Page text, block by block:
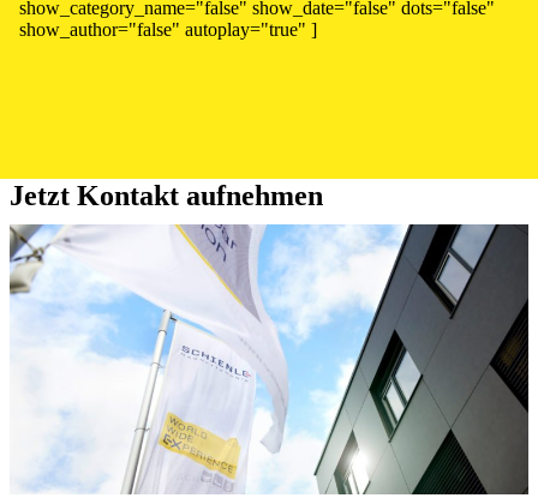
show_category_name="false" show_date="false" dots="false"
show_author="false" autoplay="true" ]
Jetzt Kontakt aufnehmen